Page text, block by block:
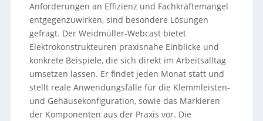
Anforderungen an Effizienz und Fachkräftemangel
entgegenzuwirken, sind besondere Lösungen
gefragt. Der Weidmüller-Webcast bietet
Elektrokonstrukteuren praxisnahe Einblicke und
konkrete Beispiele, die sich direkt im Arbeitsalltag
umsetzen lassen. Er findet jeden Monat statt und
stellt reale Anwendungsfälle für die Klemmleisten-
und Gehäusekonfiguration, sowie das Markieren
der Komponenten aus der Praxis vor. Die